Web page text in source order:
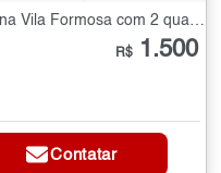
Condomínio Fechado para Alugar na Vila Formosa com 2 quartos - 55 m²
R$ 1.500
Contatar